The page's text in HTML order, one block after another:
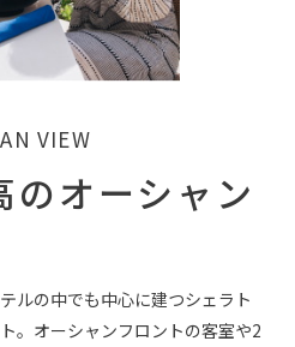
VIEW
のオーシャン
ルの中でも中心に建つシェラト
。オーシャンフロントの客室や2